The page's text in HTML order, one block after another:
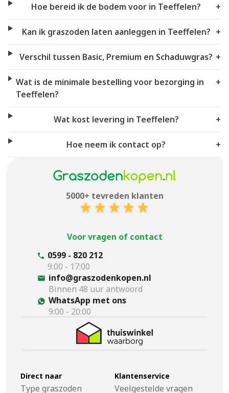
Hoe bereid ik de bodem voor in Teeffelen? +
Kan ik graszoden laten aanleggen in Teeffelen? +
Verschil tussen Basic, Premium en Schaduwgras? +
Wat is de minimale bestelling voor bezorging in
Teeffelen?
+
Wat kost levering in Teeffelen? +
Hoe neem ik contact op? +
5000+ tevreden klanten
Voor vragen of contact
0599 - 820 212
9:00 - 17:00
info@graszodenkopen.nl
Binnen 48 uur antwoord
WhatsApp met ons
9:00 - 20:00
Direct naar
Type graszoden
Klantenservice
Veelgestelde vragen